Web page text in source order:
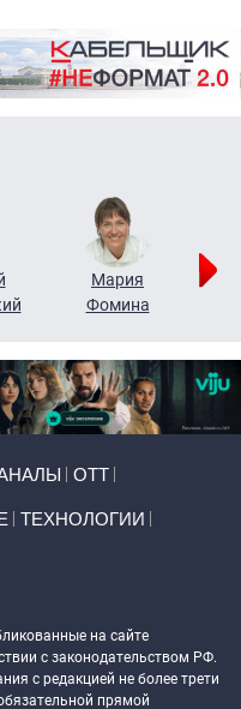
Мария
Фомина
ОТТ
ТЕХНОЛОГИИ
на сайте
с законодательством РФ.
с редакцией не более трети
прямой